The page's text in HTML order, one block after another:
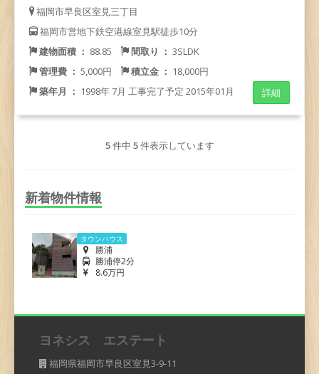
福岡市早良区室見三丁目
福岡市営地下鉄空港線室見駅徒歩10分
建物面積 ： 88.85 間取り ： 3SLDK
管理費 ： 5,000円 積立金 ： 18,000円
築年月 ： 1998年 7月 工事完了予定 2015年01月 詳細
5件中 5件表示しています
新着物件情報
タウンハウス
勝浦停2分
ヨネシス エステート
福岡県福岡市早良区室見3-9-11